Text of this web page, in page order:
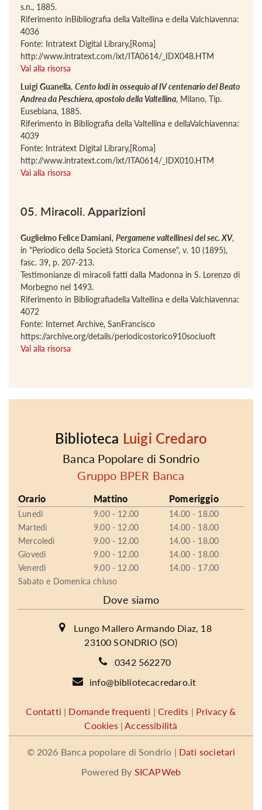
s.n., 1885.
Riferimento inBibliografia della Valtellina e della Valchiavenna:
4036
Fonte: Intratext Digital Library,[Roma]
http://www.intratext.com/ixt/ITA0614/_IDX048.HTM
Vai alla risorsa
Luigi Guanella, Cento lodi in ossequio al IV centenario del Beato
Andrea da Peschiera, apostolo della Valtellina, Milano, Tip.
Eusebiana, 1885.
Riferimento in Bibliografia della Valtellina e dellaValchiavenna:
4039
Fonte: Intratext Digital Library,[Roma]
http://www.intratext.com/ixt/ITA0614/_IDX010.HTM
Vai alla risorsa
05. Miracoli. Apparizioni
Guglielmo Felice Damiani, Pergamene valtellinesi del sec. XV,
in "Periodico della Società Storica Comense", v. 10 (1895),
fasc. 39, p. 207-213.
Testimonianze di miracoli fatti dalla Madonna in S. Lorenzo di
Morbegno nel 1493.
Riferimento in Bibliografiadella Valtellina e della Valchiavenna:
4072
Fonte: Internet Archive, SanFrancisco
https://archive.org/details/periodicostorico910sociuoft
Vai alla risorsa
Biblioteca Luigi Credaro
Banca Popolare di Sondrio
Gruppo BPER Banca
Orario Mattino Pomeriggio
Lunedì 9.00 - 12.00
14.00 - 18.00
Martedì
9.00 - 12.00
14.00 - 18.00
Mercoledì
9.00 - 12.00
14.00 - 18.00
Giovedì
9.00 - 12.00
14.00 - 18.00
Venerdì
9.00 - 12.00
14.00 - 17.00
Sabato e Domenica chiuso
Dove siamo
Lungo Mallero Armando Diaz, 18
23100 SONDRIO (SO)
0342 562270
info@bibliotecacredaro.it
Contatti | Domande frequenti |Credits | Privacy &
Cookies|Accessibilità
© 2026 Banca popolare di Sondrio | Dati societari
Powered By SICAPWeb